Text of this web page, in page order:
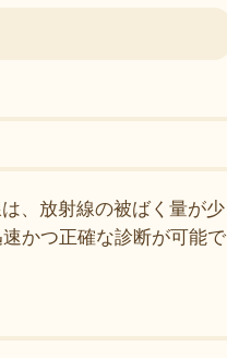
、放射線の被ばく量が少
かつ正確な診断が可能で